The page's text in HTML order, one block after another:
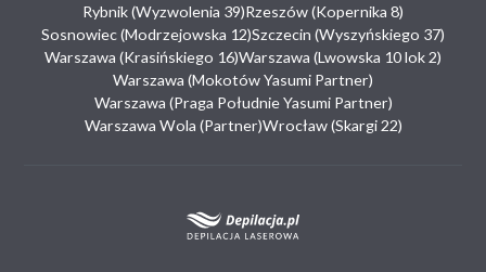
Rybnik (Wyzwolenia 39)Rzeszów (Kopernika 8)
Sosnowiec (Modrzejowska 12)Szczecin (Wyszyńskiego 37)
Warszawa (Krasińskiego 16)Warszawa (Lwowska 10 lok 2)
Warszawa (Mokotów Yasumi Partner)
Warszawa (Praga Południe Yasumi Partner)
Warszawa Wola (Partner)Wrocław (Skargi 22)